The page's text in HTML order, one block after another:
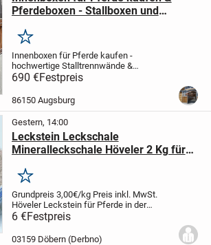
Pferdeboxen - Stallboxen und
Merken
Innenboxen für Pferde kaufen -
hochwertige Stalltrennwände &
Boxensysteme vom Hersteller
Hochwertige Innenboxen für Pferde und
stabile Trennwände für moderne
Pferdeställe
Unsere Innenboxen für...
690 €Festpreis
86150 Augsburg
Gestern, 14:00
Leckstein Leckschale
Mineralleckschale Höveler 2 Kg für
Merken
Grundpreis 3,00€/kgPreis inkl. MwSt.
Höveler Leckstein für Pferde in der
handlichen 2 Kg Schale.
Versorgung mit allen lebenswichtigen
Mineralien und Spurenelementen.
6 €Festpreis
03159 Döbern (Derbno)